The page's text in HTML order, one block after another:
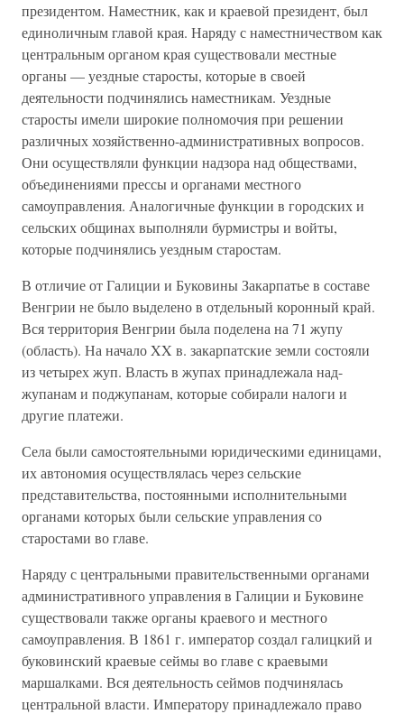
президентом. Наместник, как и краевой президент, был
единоличным главой края. Наряду с наместничеством как
центральным органом края существовали местные
органы — уездные старосты, которые в своей
деятельности подчинялись наместникам. Уездные
старосты имели широкие полномочия при решении
различных хозяйственно-административных вопросов.
Они осуществляли функции надзора над обществами,
объединениями прессы и органами местного
самоуправления. Аналогичные функции в городских и
сельских общинах выполняли бурмистры и войты,
которые подчинялись уездным старостам.
В отличие от Галиции и Буковины Закарпатье в составе
Венгрии не было выделено в отдельный коронный край.
Вся территория Венгрии была поделена на 71 жупу
(область). На начало XX в. закарпатские земли состояли
из четырех жуп. Власть в жупах принадлежала над-
жупанам и поджупанам, которые собирали налоги и
другие платежи.
Села были самостоятельными юридическими единицами,
их автономия осуществлялась через сельские
представительства, постоянными исполнительными
органами которых были сельские управления со
старостами во главе.
Наряду с центральными правительственными органами
административного управления в Галиции и Буковине
существовали также органы краевого и местного
самоуправления. В 1861 г. император создал галицкий и
буковинский краевые сеймы во главе с краевыми
маршалками. Вся деятельность сеймов подчинялась
центральной власти. Императору принадлежало право